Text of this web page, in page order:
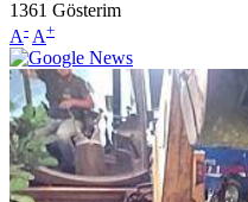
1361 Gösterim
A- A+